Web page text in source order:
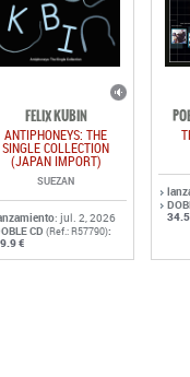
FELIX KUBIN
ANTIPHONEYS: THE
SINGLE COLLECTION
(JAPAN IMPORT)
lanzamiento: jul. 2, 2026
DOBLE CD(Ref.: R57790)
29.9 €